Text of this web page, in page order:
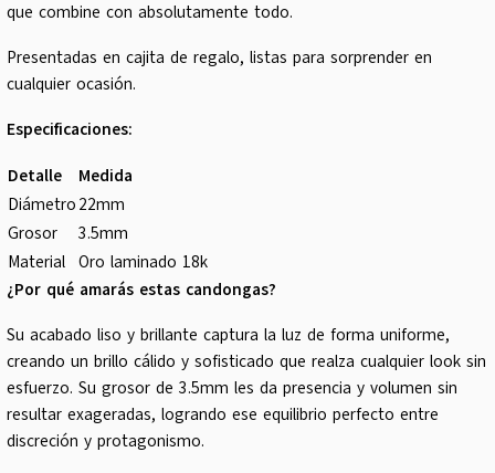
que combine con absolutamente todo.
Presentadas en cajita de regalo, listas para sorprender en
cualquier ocasión.
Especificaciones:
Detalle
Medida
Diámetro 22mm
Grosor
3.5mm
Material
Oro laminado 18k
¿Por qué amarás estas candongas?
Su acabado liso y brillante captura la luz de forma uniforme,
creando un brillo cálido y sofisticado que realza cualquier look sin
esfuerzo. Su grosor de 3.5mm les da presencia y volumen sin
resultar exageradas, logrando ese equilibrio perfecto entre
discreción y protagonismo.